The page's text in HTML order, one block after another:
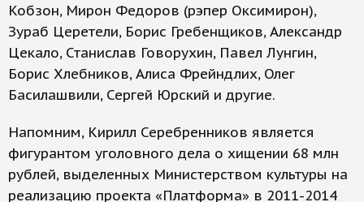
Кобзон, Мирон Федоров (рэпер Оксимирон),
Зураб Церетели, Борис Гребенщиков, Александр
Цекало, Станислав Говорухин, Павел Лунгин,
Борис Хлебников, Алиса Фрейндлих, Олег
Басилашвили, Сергей Юрский и другие.
Напомним, Кирилл Серебренников является
фигурантом уголовного дела о хищении 68 млн
рублей, выделенных Министерством культуры на
реализацию проекта «Платформа» в 2011-2014